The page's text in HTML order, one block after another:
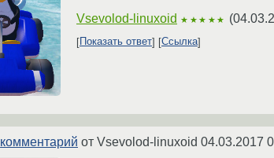
Vsevolod-linuxoid ★★★★★ (
Показать ответ Ссылка
комментарий от Vsevolod-linuxoid 04.03.2017